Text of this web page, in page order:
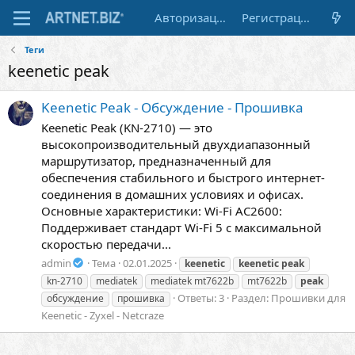
Авторизация Регистрация
Теги
keenetic peak
Keenetic Peak - Обсуждение - Прошивка
Keenetic Peak (KN-2710) — это
высокопроизводительный двухдиапазонный
маршрутизатор, предназначенный для
обеспечения стабильного и быстрого интернет-
соединения в домашних условиях и офисах.
Основные характеристики: Wi-Fi AC2600:
Поддерживает стандарт Wi-Fi 5 с максимальной
скоростью передачи...
admin Тема 02.01.2025 keenetic keenetic peak
kn-2710
mediatek mediatek mt7622b mt7622b
peak
обсуждение
прошивка Ответы: 3 Раздел: Прошивки для
Keenetic - Zyxel - Netcraze